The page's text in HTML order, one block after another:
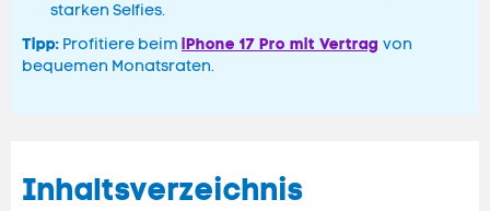
starken Selfies.
Tipp: Profitiere beim iPhone 17 Pro mit Vertrag von
bequemen Monatsraten.
Inhaltsverzeichnis